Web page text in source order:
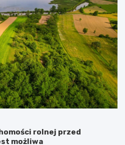
rolnej przed
możliwa